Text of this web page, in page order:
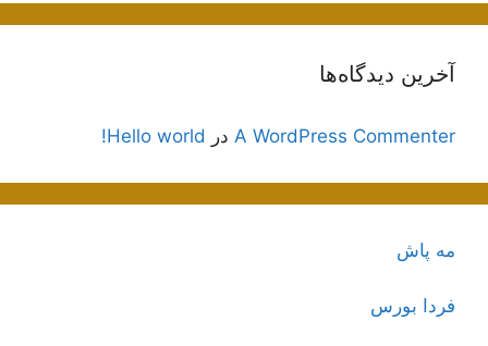
آخرین دیدگاه‌ها
A WordPress Commenter در Hello world!
مه پاش
فردا بورس